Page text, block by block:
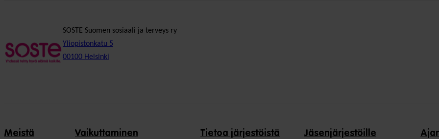
SOSTE Suomen sosiaali ja terveys ry
Yliopistonkatu 5
00100 Helsinki
Meistä Vaikuttaminen Tietoa järjestöistä Jäsenjärjestöille